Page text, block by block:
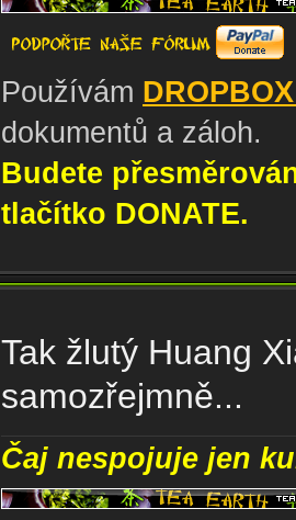
Používám
dokumentů a záloh.
Budete
tlačítko DONATE.
Tak žlutý Huang
samozřejmně...
Čaj nespojuje jen